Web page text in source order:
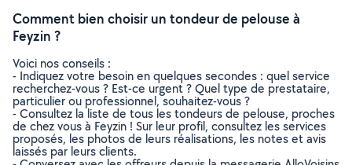
Comment bien choisir un tondeur de pelouse à
Feyzin ?
Voici nos conseils :
- Indiquez votre besoin en quelques secondes : quel service
recherchez-vous ? Est-ce urgent ? Quel type de prestataire,
particulier ou professionnel, souhaitez-vous ?
- Consultez la liste de tous les tondeurs de pelouse, proches
de chez vous à Feyzin ! Sur leur profil, consultez les services
proposés, les photos de leurs réalisations, les notes et avis
laissés par leurs clients.